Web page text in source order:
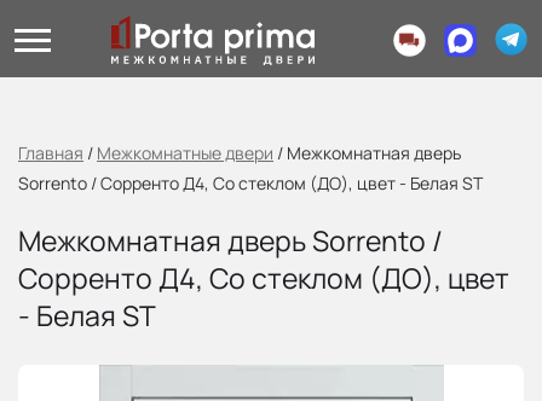
Главная / Межкомнатные двери / Межкомнатная дверь
Sorrento / Сорренто Д4, Со стеклом (ДО), цвет - Белая ST
Межкомнатная дверь Sorrento /
Сорренто Д4, Со стеклом (ДО), цвет
- Белая ST